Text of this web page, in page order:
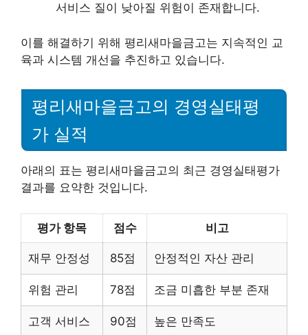
서비스 질이 낮아질 위험이 존재합니다.
이를 해결하기 위해 평리새마을금고는 지속적인 교
육과 시스템 개선을 추진하고 있습니다.
평리새마을금고의 경영실태평
가 실적
아래의 표는 평리새마을금고의 최근 경영실태평가
결과를 요약한 것입니다.
평가 항목 점수 비고
재무 안정성 85점 안정적인 자산 관리
위험 관리 78점 조금 미흡한 부분 존재
고객 서비스 90점 높은 만족도